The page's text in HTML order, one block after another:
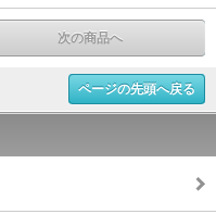
次の商品へ
ページの先頭へ戻る